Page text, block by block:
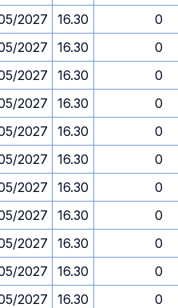
2027 16.30 0
2027 16.30 0
2027 16.30 0
2027 16.30 0
2027 16.30 0
2027 16.30 0
2027 16.30 0
2027 16.30 0
2027 16.30 0
2027 16.30 0
2027 16.30 0